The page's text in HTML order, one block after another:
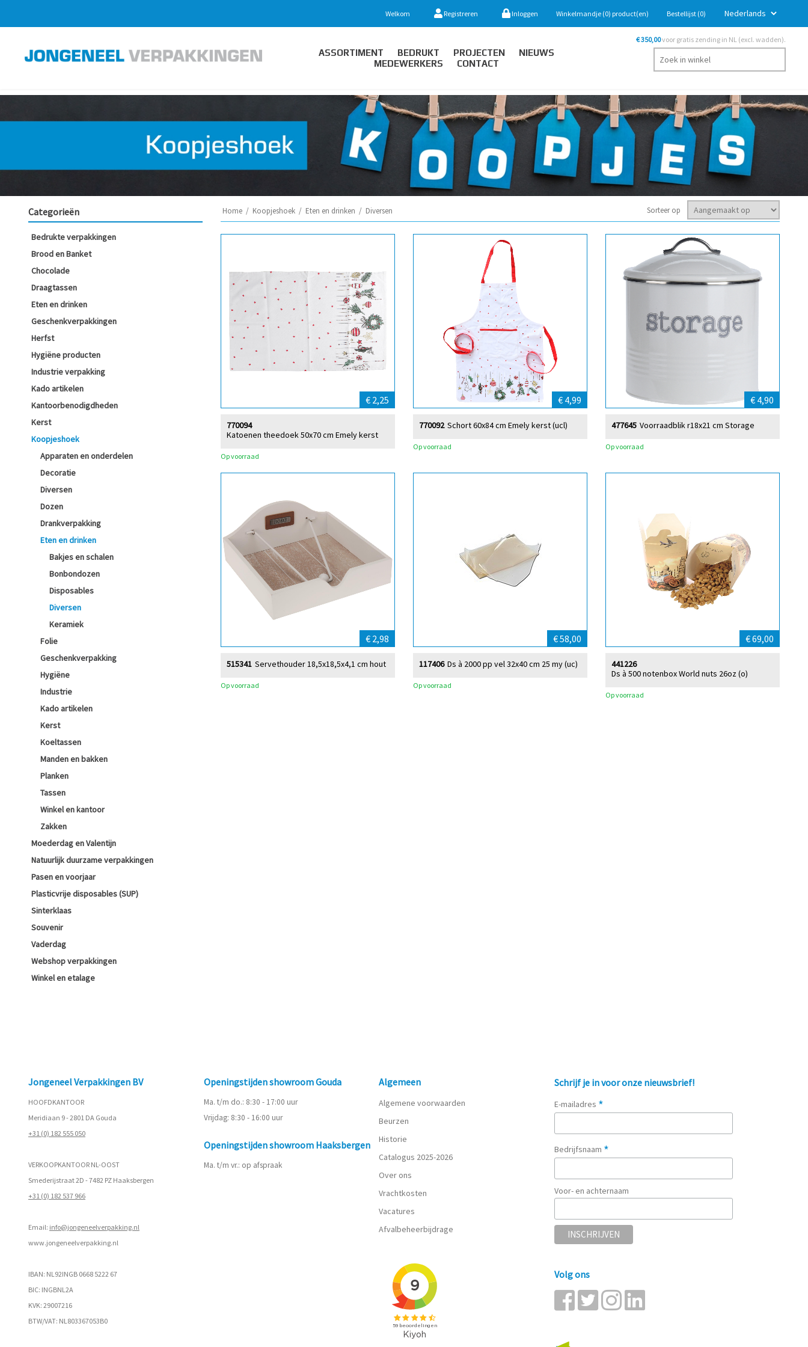
Welkom Registreren Inloggen Winkelmandje (0) product(en) Bestellijst (0)
ASSORTIMENT BEDRUKT PROJECTEN
NIEUWS
MEDEWERKERS
CONTACT
€ 350,00voor gratis zending in NL (excl. wadden).
Categorieën
Bedrukte verpakkingen
Brood en Banket
Chocolade
Draagtassen
Eten en drinken
Geschenkverpakkingen
Herfst
Hygiëne producten
Industrie verpakking
Kado artikelen
Kantoorbenodigdheden
Kerst
Koopjeshoek
Apparaten en onderdelen
Decoratie
Diversen
Dozen
Drankverpakking
Eten en drinken
Bakjes en schalen
Bonbondozen
Disposables
Diversen
Keramiek
Folie
Geschenkverpakking
Hygiëne
Industrie
Kado artikelen
Kerst
Koeltassen
Manden en bakken
Planken
Tassen
Winkel en kantoor
Zakken
Moederdag en Valentijn
Natuurlijk duurzame verpakkingen
Pasen en voorjaar
Plasticvrije disposables (SUP)
Sinterklaas
Souvenir
Vaderdag
Webshop verpakkingen
Winkel en etalage
Home / Koopjeshoek / Eten en drinken / Diversen Sorteer op
€ 2,25
Katoenen theedoek 50x70 cm Emely kerst
770094
Op voorraad
€ 4,99
Schort 60x84 cm Emely kerst (ucl)
770092
Op voorraad
€ 4,90
Voorraadblik r18x21 cm Storage
477645
Op voorraad
€ 2,98
Servethouder 18,5x18,5x4,1 cm hout
515341
Op voorraad
€ 58,00
Ds à 2000 pp vel 32x40 cm 25 my (uc)
117406
Op voorraad
€ 69,00
Ds à 500 notenbox World nuts 26oz (o)
441226
Op voorraad
Jongeneel Verpakkingen BV
HOOFDKANTOOR
Meridiaan 9 - 2801 DA Gouda
+31 (0) 182 555 050
VERKOOPKANTOOR NL-OOST
Smederijstraat 2D - 7482 PZ Haaksbergen
+31 (0) 182 537 966
Email: info@jongeneelverpakking.nl
www.jongeneelverpakking.nl
IBAN: NL92INGB 0668 5222 67
BIC: INGBNL2A
KVK: 29007216
BTW/VAT: NL803367053B0
Openingstijden showroom Gouda
Ma. t/m do.: 8:30 - 17:00 uur
Vrijdag: 8:30 - 16:00 uur
Openingstijden showroom Haaksbergen
Ma. t/m vr.: op afspraak
Algemeen
Algemene voorwaarden
Beurzen
Historie
Catalogus 2025-2026
Over ons
Vrachtkosten
Vacatures
Afvalbeheerbijdrage
Schrijf je in voor onze nieuwsbrief!
E-mailadres *
Bedrijfsnaam *
Voor- en achternaam
Volg ons